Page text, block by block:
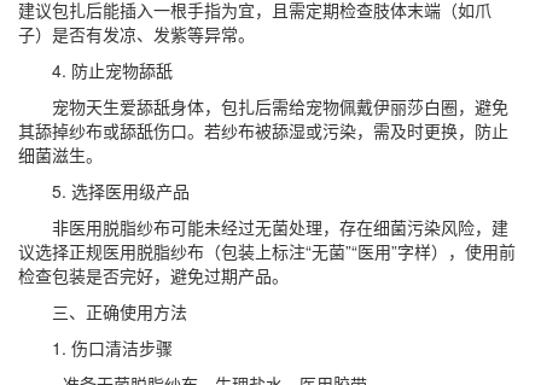
建议包扎后能插入一根手指为宜，且需定期检查肢体末端（如爪
子）是否有发凉、发紫等异常。
4. 防止宠物舔舐
宠物天生爱舔舐身体，包扎后需给宠物佩戴伊丽莎白圈，避免
其舔掉纱布或舔舐伤口。若纱布被舔湿或污染，需及时更换，防止
细菌滋生。
5. 选择医用级产品
非医用脱脂纱布可能未经过无菌处理，存在细菌污染风险，建
议选择正规医用脱脂纱布（包装上标注“无菌”“医用”字样），使用前
检查包装是否完好，避免过期产品。
三、正确使用方法
1. 伤口清洁步骤